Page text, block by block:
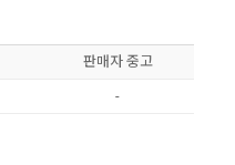
판매자 중고
-